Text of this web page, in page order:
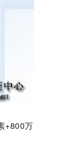
+800万